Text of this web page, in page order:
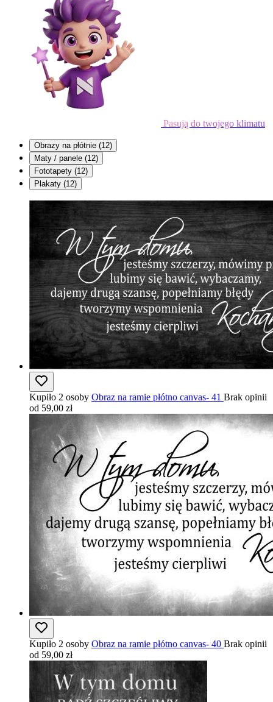
Pasują do twojego klimatu
Obrazy na płótnie (12)
Maty / panele (12)
Fototapety (12)
Plakaty (12)
Kupiło 2 osoby Obraz na ramie płótno canvas- 41 Brak opinii
od 59,00 zł
Kupiło 2 osoby Obraz na ramie płótno canvas- 40 Brak opinii
od 59,00 zł